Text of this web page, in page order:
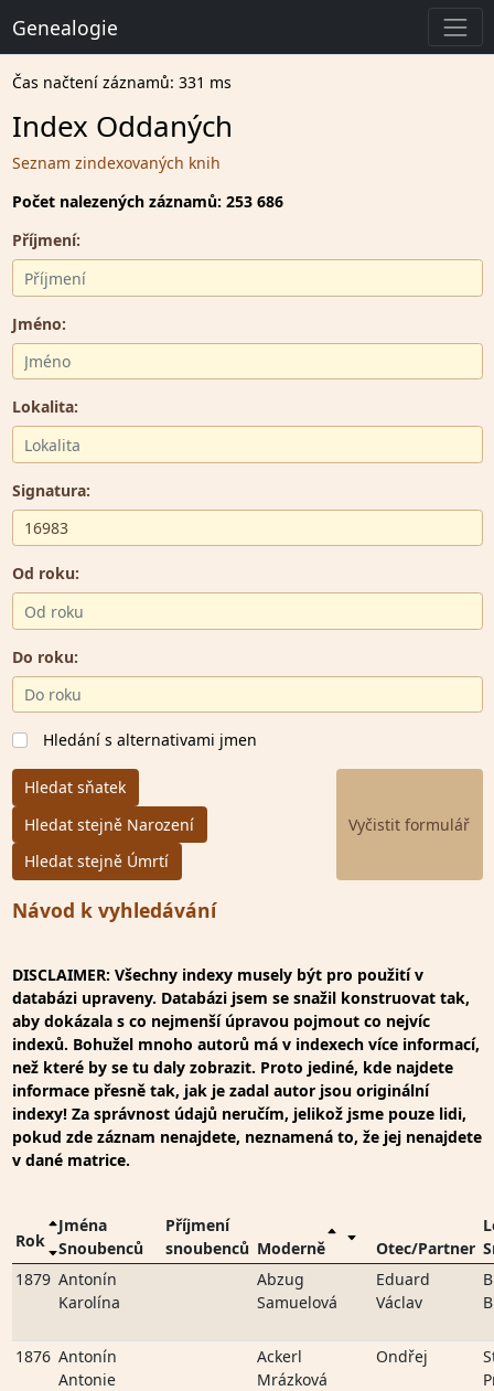
Genealogie
Čas načtení záznamů: 331 ms
Index Oddaných
Seznam zindexovaných knih
Počet nalezených záznamů: 253 686
Příjmení:
Jméno:
Lokalita:
Signatura:
Od roku:
Do roku:
Hledání s alternativami jmen
Hledat sňatek
Hledat stejně Narození
Hledat stejně Úmrtí
Návod k vyhledávání
DISCLAIMER: Všechny indexy musely být pro použití v
databázi upraveny. Databázi jsem se snažil konstruovat tak,
aby dokázala s co nejmenší úpravou pojmout co nejvíc
indexů. Bohužel mnoho autorů má v indexech více informací,
než které by se tu daly zobrazit. Proto jediné, kde najdete
informace přesně tak, jak je zadal autor jsou originální
indexy! Za správnost údajů neručím, jelikož jsme pouze lidi,
pokud zde záznam nenajdete, neznamená to, že jej nenajdete
v dané matrice.
Rok
Jména
Snoubenců
Příjmení
snoubenců Moderně Otec/Partner
1879 Antonín
Karolína
Abzug
Samuelová
Eduard
Václav
1876 Antonín
Antonie
Ackerl
Mrázková
Ondřej